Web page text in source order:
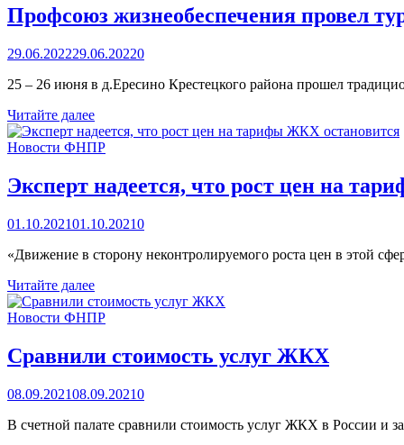
жизнеобеспечения
Профсоюз жизнеобеспечения провел
29.06.202229.06.20220
25 – 26 июня в д.Ересино Крестецкого района прошел
Профсоюз
жизнеобеспечения
провел
слет
Читайте далее
Новости ФНПР
Эксперт надеется, что рост цен на
01.10.202101.10.20210
«Движение в сторону неконтролируемого роста цен в этой
Эксперт
надеется,
что
цен
на
ЖКХ
Читайте далее
Новости ФНПР
Сравнили стоимость услуг ЖКХ
08.09.202108.09.20210
В счетной палате сравнили стоимость услуг ЖКХ в России и